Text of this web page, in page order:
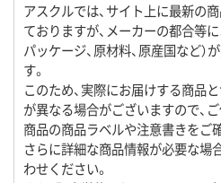
アスクルでは、サイト上に最新の
ておりますが、メーカーの都合等に
パッケージ、原材料、原産国など
す。
このため、実際にお届けする商品
が異なる場合がございますので、
商品の商品ラベルや注意書きをご
さらに詳細な商品情報が必要な場
わせください。